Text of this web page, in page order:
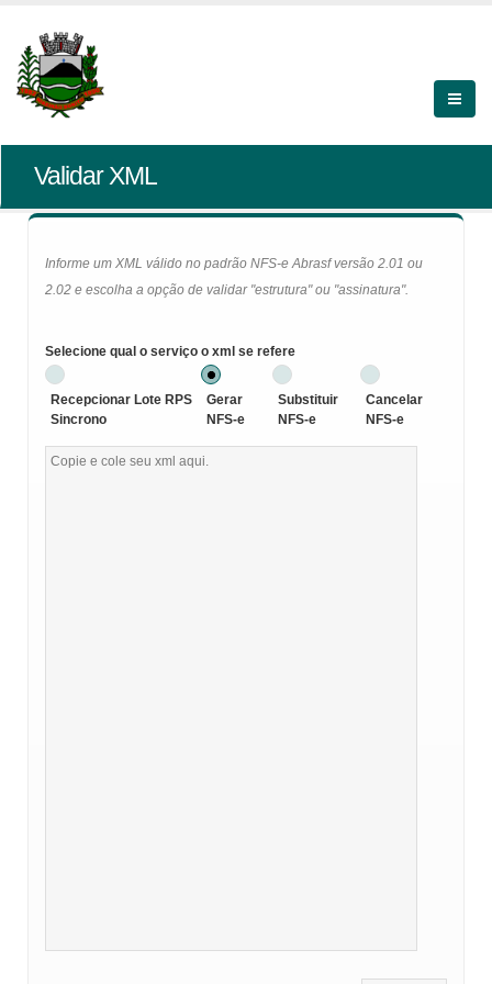
Validar XML
Informe um XML válido no padrão NFS-e Abrasf versão 2.01 ou
2.02 e escolha a opção de validar "estrutura" ou "assinatura".
Selecione qual o serviço o xml se refere
Recepcionar Lote RPS
Sincrono
Gerar
NFS-e
Substituir
NFS-e
Cancelar
NFS-e